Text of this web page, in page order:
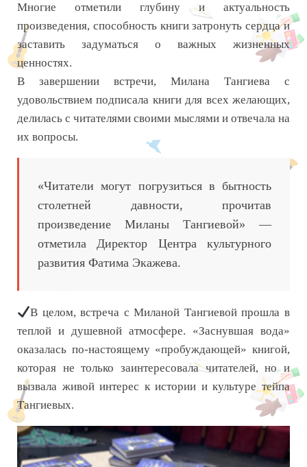
Многие отметили глубину и актуальность
произведения, способность книги затронуть сердца и
заставить задуматься о важных жизненных
ценностях.
В завершении встречи, Милана Тангиева с
удовольствием подписала книги для всех желающих,
делилась с читателями своими мыслями и отвечала на
их вопросы.
«Читатели могут погрузиться в бытность
столетней давности, прочитав
произведение Миланы Тангиевой» —
отметила Директор Центра культурного
развития Фатима Экажева.
В целом, встреча с Миланой Тангиевой прошла в
теплой и душевной атмосфере. «Заснувшая вода»
оказалась по-настоящему «пробуждающей» книгой,
которая не только заинтересовала читателей, но и
вызвала живой интерес к истории и культуре тейпа
Тангиевых.